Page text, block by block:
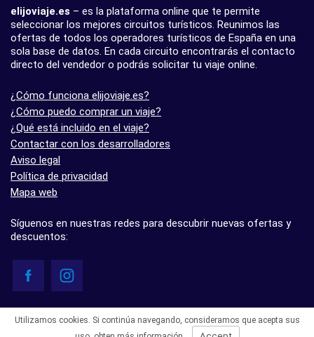
elijoviaje.es – es la plataforma online que te permite
seleccionar los mejores circuitos turísticos. Reunimos las
ofertas de todos los operadores turísticos de España en una
sola base de datos. En cada circuito encontrarás el contacto
directo del vendedor o podrás solicitar tu viaje online.
¿Cómo funciona elijoviaje.es?
¿Cómo puedo comprar un viaje?
¿Qué está incluido en el viaje?
Contactar con los desarrolladores
Aviso legal
Política de privacidad
Mapa web
Síguenos en nuestras redes para descubrir nuevas ofertas y
descuentos:
- 5.0 basado en 7 opiniones
Utilizamos cookies. Si continúa navegando, consideramos que acepta sus